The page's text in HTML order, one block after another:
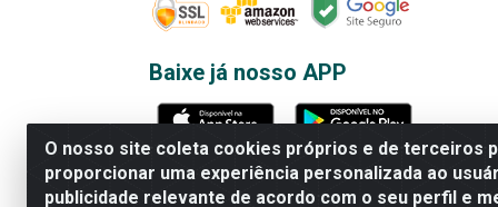
O nosso site coleta cookies próprios e de terceiros
proporcionar uma experiência personalizada ao
publicidade relevante de acordo com o seu perfil e
Baixe já nosso APP
Rede Brasil - Avenida